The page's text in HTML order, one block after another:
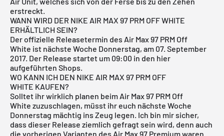
erstreckt.
WANN WIRD DER NIKE AIR MAX 97 PRM OFF WHITE
ERHÄLTLICH SEIN?
Der offizielle Releasetermin des Air Max 97 PRM Off
White ist nächste Woche Donnerstag, am 07. September
2017. Der Release startet um 09:00 in den hier
aufgeführten Shops.
WO KANN ICH DEN NIKE AIR MAX 97 PRM OFF
WHITE KAUFEN?
Solltet ihr wirklich planen beim Air Max 97 PRM Off
White zuzuschlagen, müsst ihr euch nächste Woche
Donnerstag mächtig ins Zeug legen. Ich bin mir sicher,
dass dieser Release ziemlich gefragt sein wird, denn auch
die vorherigen Varianten des Air Max 97 Premium waren